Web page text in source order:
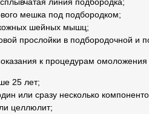
мешка под подбородком;
шейных мышц;
прослойки в подбородочной и
к процедурам омоложения
25 лет;
или сразу несколько
целлюлит;